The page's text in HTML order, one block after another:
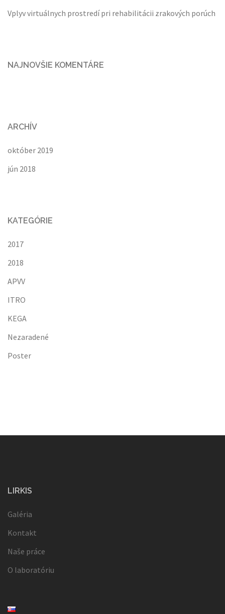
Vplyv virtuálnych prostredí pri rehabilitácii zrakových porúch
NAJNOVŠIE KOMENTÁRE
ARCHÍV
október 2019
jún 2018
KATEGÓRIE
2017
2018
APVV
ITRO
KEGA
Nezaradené
Poster
LIRKIS
Galéria
Kontakt
Naše práce
O laboratóriu